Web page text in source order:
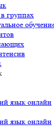
группах
язык онлайн
язык онлайн